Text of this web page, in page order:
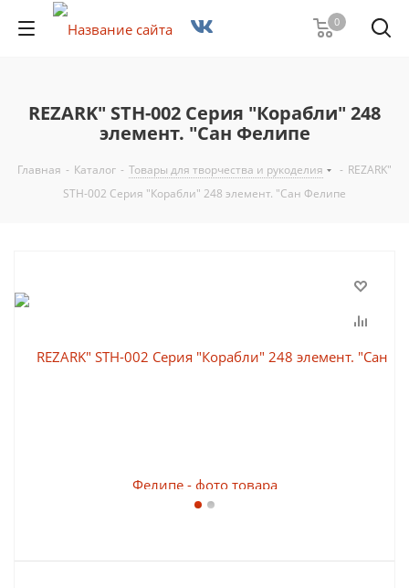
0
REZARK" STH-002 Серия "Корабли" 248
элемент. "Сан Фелипе
Главная - Каталог - Товары для творчества и рукоделия - REZARK"
STH-002 Серия "Корабли" 248 элемент. "Сан Фелипе